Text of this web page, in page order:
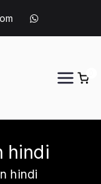
hindi
hindi